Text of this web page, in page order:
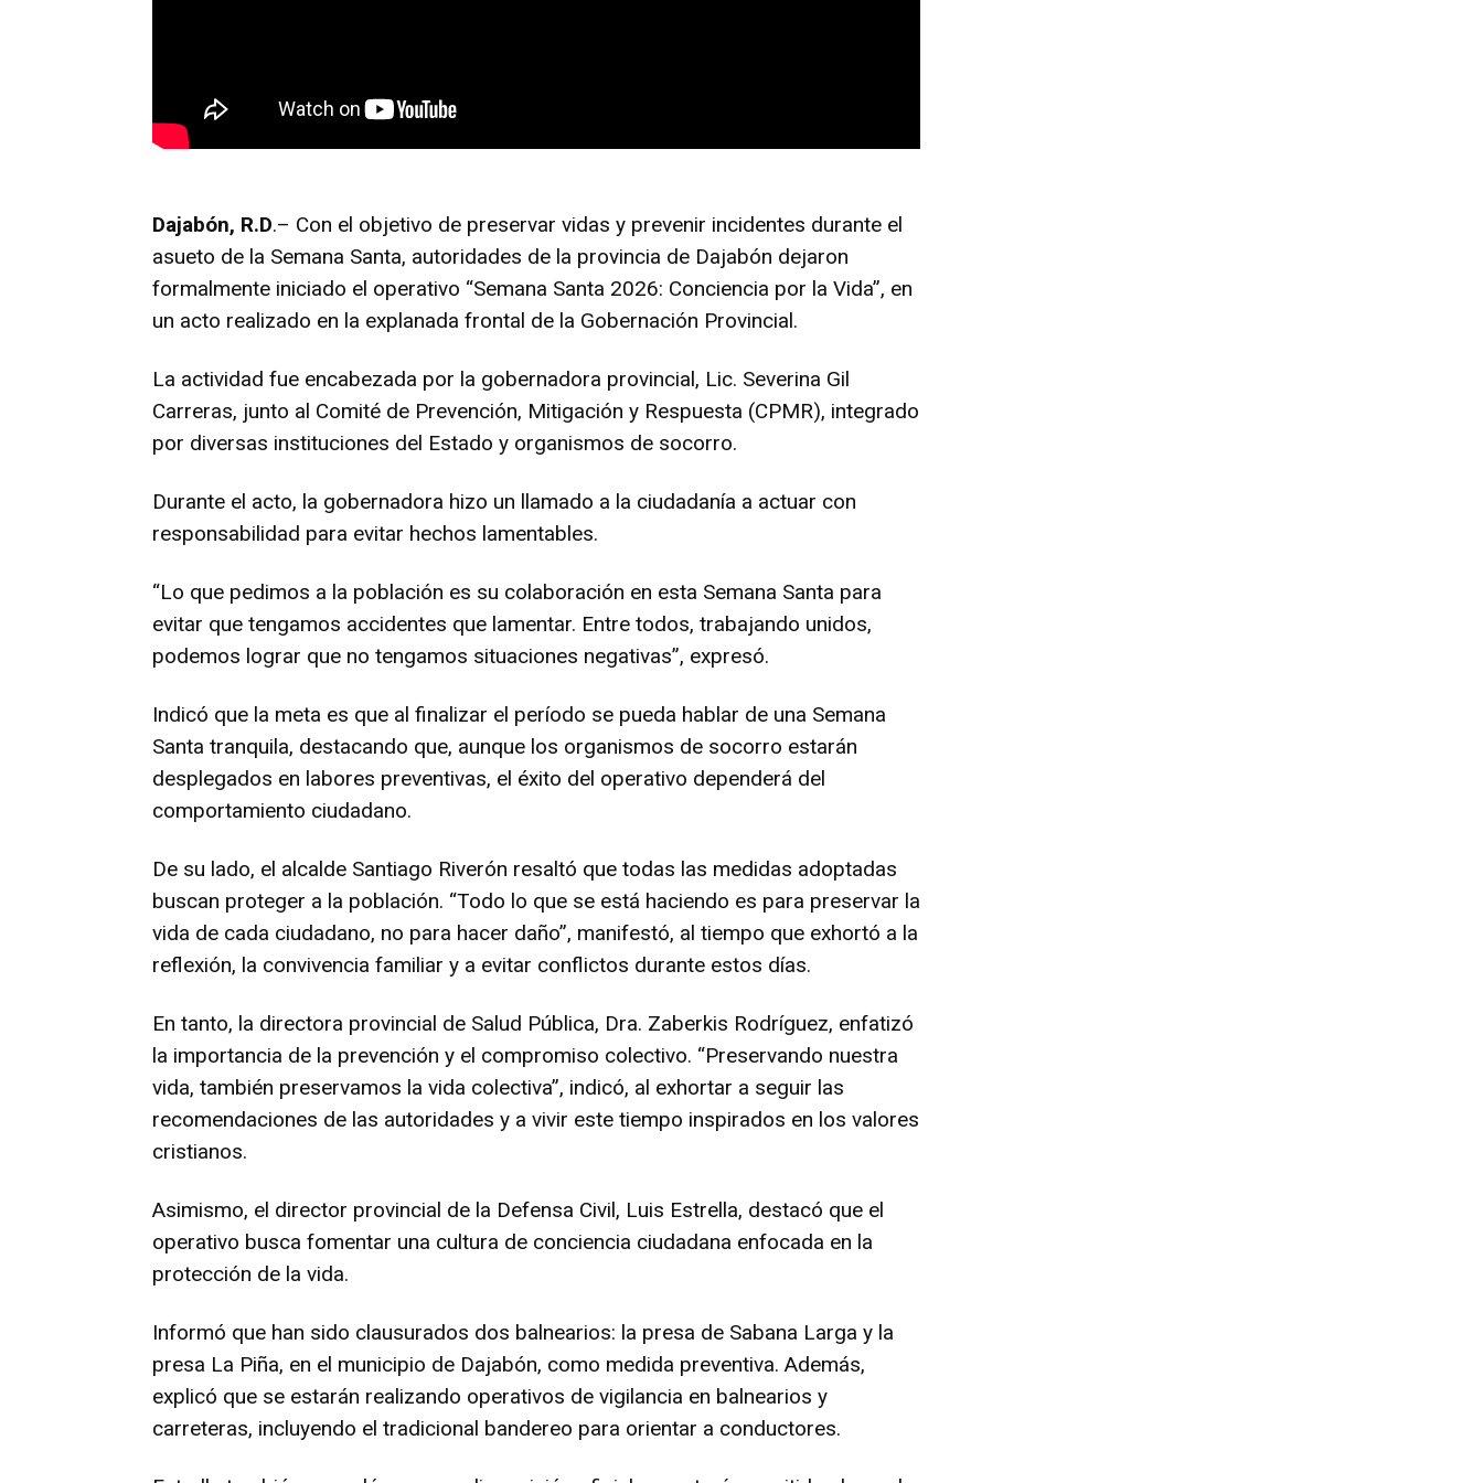
Dajabón, R.D.– Con el objetivo de preservar vidas y prevenir incidentes durante el
asueto de la Semana Santa, autoridades de la provincia de Dajabón dejaron
formalmente iniciado el operativo “Semana Santa 2026: Conciencia por la Vida”, en
un acto realizado en la explanada frontal de la Gobernación Provincial.
La actividad fue encabezada por la gobernadora provincial, Lic. Severina Gil
Carreras, junto al Comité de Prevención, Mitigación y Respuesta (CPMR), integrado
por diversas instituciones del Estado y organismos de socorro.
Durante el acto, la gobernadora hizo un llamado a la ciudadanía a actuar con
responsabilidad para evitar hechos lamentables.
“Lo que pedimos a la población es su colaboración en esta Semana Santa para
evitar que tengamos accidentes que lamentar. Entre todos, trabajando unidos,
podemos lograr que no tengamos situaciones negativas”, expresó.
Indicó que la meta es que al finalizar el período se pueda hablar de una Semana
Santa tranquila, destacando que, aunque los organismos de socorro estarán
desplegados en labores preventivas, el éxito del operativo dependerá del
comportamiento ciudadano.
De su lado, el alcalde Santiago Riverón resaltó que todas las medidas adoptadas
buscan proteger a la población. “Todo lo que se está haciendo es para preservar la
vida de cada ciudadano, no para hacer daño”, manifestó, al tiempo que exhortó a la
reflexión, la convivencia familiar y a evitar conflictos durante estos días.
En tanto, la directora provincial de Salud Pública, Dra. Zaberkis Rodríguez, enfatizó
la importancia de la prevención y el compromiso colectivo. “Preservando nuestra
vida, también preservamos la vida colectiva”, indicó, al exhortar a seguir las
recomendaciones de las autoridades y a vivir este tiempo inspirados en los valores
cristianos.
Asimismo, el director provincial de la Defensa Civil, Luis Estrella, destacó que el
operativo busca fomentar una cultura de conciencia ciudadana enfocada en la
protección de la vida.
Informó que han sido clausurados dos balnearios: la presa de Sabana Larga y la
presa La Piña, en el municipio de Dajabón, como medida preventiva. Además,
explicó que se estarán realizando operativos de vigilancia en balnearios y
carreteras, incluyendo el tradicional bandereo para orientar a conductores.